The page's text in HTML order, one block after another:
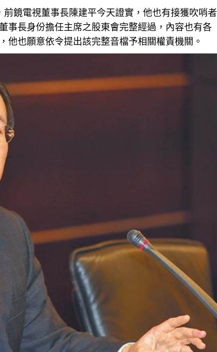
鏡電視董事長陳建平今天證實，他也有接獲吹哨者
事長身份擔任主席之股東會完整經過，內容也有各
他也願意依令提出該完整音檔予相關權責機關。